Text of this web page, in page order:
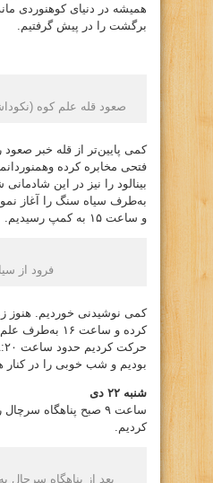
همیشه در دنیای کوهنوردی
برگشت را در پیش گرفتیم.
صعود قله علم کوه
کمی پایین‌تر از قله خبر
فتحی مخابره کرده
بینالود را نیز در این
به‌طرف سیاه سنگ را آغاز
و ساعت ۱۵ به کمپ رسیدیم.
فرود از
کمی نوشیدنی خوردیم. هنوز
کرده و ساعت ۱۶
بودیم و شب خوبی را در کنار
شنبه ۲۲ دی
ساعت ۹ صبح پناهگاه
کردیم.
بعد از پناهگاه سرچال